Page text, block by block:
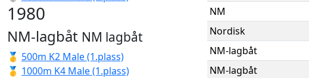
1980
NM-lagbåt NM lagbåt
🥇 500m K2 Male (1.plass)
🥇 1000m K4 Male (1.plass)
NM
Nordisk
NM-lagbåt
NM-lagbåt